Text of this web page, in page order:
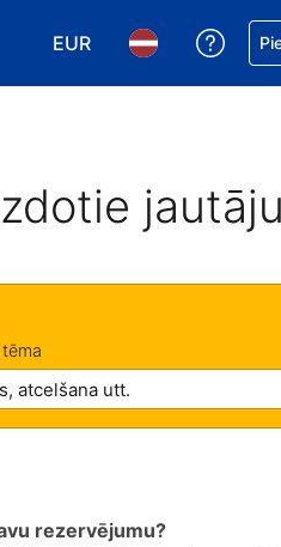
EUR
Izvēlēties valūtu. Jūsu
Izvēlēties
rezervējumu?